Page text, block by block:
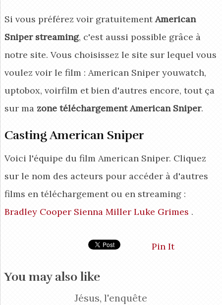
Si vous préférez voir gratuitementAmerican
Sniper streaming, c'est aussi possible grâce à
notre site. Vous choisissez le site sur lequel vous
voulez voir le film : American Sniper youwatch,
uptobox, voirfilm et bien d'autres encore, tout ça
sur ma zone téléchargement American Sniper.
Casting American Sniper
Voici l'équipe du film American Sniper. Cliquez
sur le nom des acteurs pour accéder à d'autres
films en téléchargement ou en streaming :
Bradley Cooper Sienna Miller Luke Grimes .
Pin It
You may also like
Jésus, l'enquête